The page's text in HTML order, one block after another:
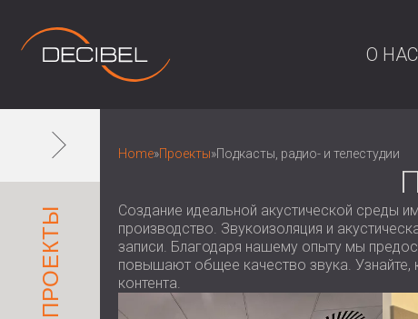
О НАС
ПРОЕКТЫ
Home»Проекты»Подкасты, радио- и телестудии
Создание идеальной акустической среды
производство. Звукоизоляция и
записи. Благодаря нашему опыту мы
повышают общее качество звука. Узнайте,
контента.